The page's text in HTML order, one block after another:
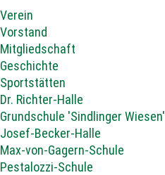
Verein
Vorstand
Mitgliedschaft
Geschichte
Sportstätten
Dr. Richter-Halle
Grundschule 'Sindlinger Wiesen'
Josef-Becker-Halle
Max-von-Gagern-Schule
Pestalozzi-Schule